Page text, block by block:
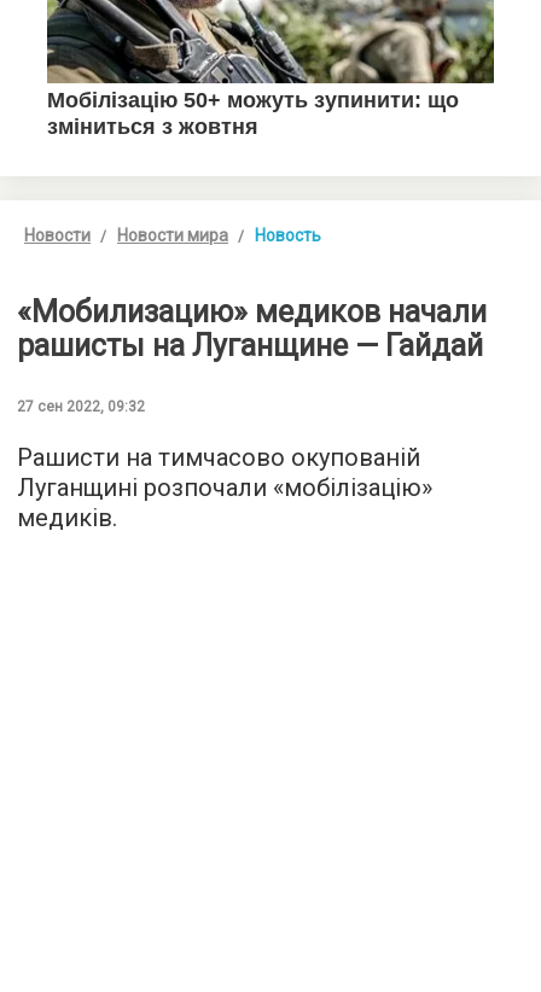
Новости Новости мира Новость
«Мобилизацию» медиков начали
рашисты на Луганщине — Гайдай
27 сен 2022, 09:32
Рашисти на тимчасово окупованій
Луганщині розпочали «мобілізацію»
медиків.